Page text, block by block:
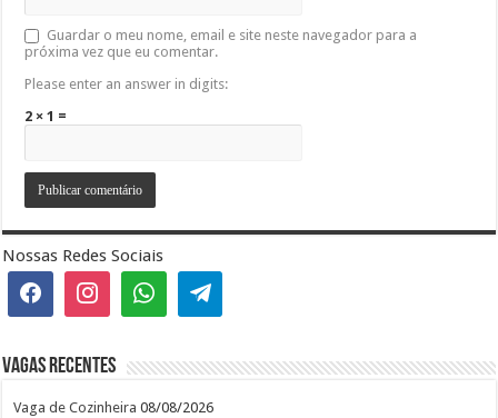
Guardar o meu nome, email e site neste navegador para a
próxima vez que eu comentar.
Please enter an answer in digits:
2 × 1 =
Nossas Redes Sociais
Vagas recentes
Vaga de Cozinheira 08/08/2026